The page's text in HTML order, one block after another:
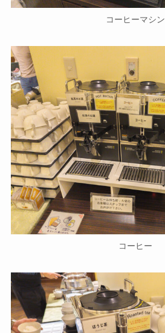
コーヒーマシン
コーヒー